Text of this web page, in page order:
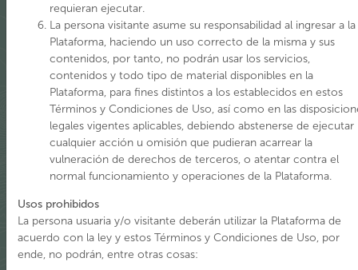
Quiénes somos
La puesta en marcha del Ministerio de las Culturas, las Artes
y el Patrimonio en 2018 a partir de la Ley 21.045, nos invita a
una integración de los registros relacionados con el
patrimonio cultural y natural, que se manifiesta en esta
Patrimonio, conformada actualmente por equipos tanto del
Servicio Nacional del Patrimonio Cultural como de las
subsecretarías del Patrimonio Cultural y de las Culturas y las
Artes y sus representantes regionales, considerando los
requieran ejecutar.
La persona visitante asume su responsabilidad al ingresar a la
Plataforma, haciendo un uso correcto de la misma y sus
contenidos, por tanto, no podrán usar los servicios,
contenidos y todo tipo de material disponibles en la
Plataforma, para fines distintos a los establecidos en estos
Términos y Condiciones de Uso, así como en las
legales vigentes aplicables, debiendo abstenerse de ejecutar
cualquier acción u omisión que pudieran acarrear la
vulneración de derechos de terceros, o atentar contra el
normal funcionamiento y operaciones de la Plataforma.
Usos prohibidos
La persona usuaria y/o visitante deberán utilizar la Plataforma de
acuerdo con la ley y estos Términos y Condiciones de Uso, por
ende, no podrán, entre otras cosas: